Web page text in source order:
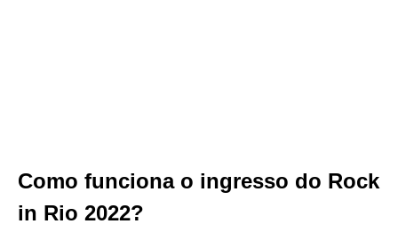
Como funciona o ingresso do Rock
in Rio 2022?